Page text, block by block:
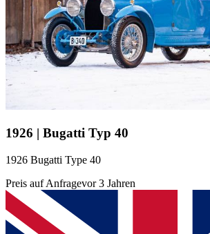
1926 | Bugatti Typ 40
1926 Bugatti Type 40
Preis auf Anfragevor 3 Jahren